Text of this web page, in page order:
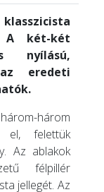
A két-két
nyílású,
eredeti
három
el, felettük
Az ablakok
félpillér
jellegét. Az